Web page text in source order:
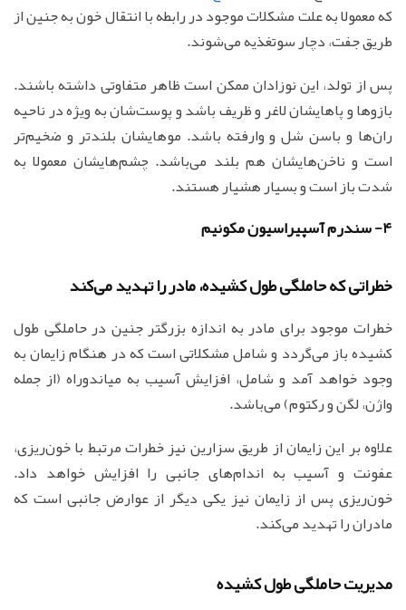
که معمولا به علت مشکلات موجود در رابطه با انتقال خون به جنین از
طریق جفت، دچار سوتغذیه می‌شوند.
پس از تولد، این نوزادان ممکن است ظاهر متفاوتی داشته باشند.
بازوها و پاهایشان لاغر و ظریف باشد و پوست‌شان به ویژه در ناحیه
ران‌ها و باسن شل و وارفته باشد. موهایشان بلندتر و ضخیم‌تر
است و ناخن‌هایشان هم بلند می‌باشد. چشم‌هایشان معمولا به
شدت باز است و بسیار هشیار هستند.
4- سندرم آسپیراسیون مكونیم
خطراتی که حاملگی طول کشیده، مادر را تهدید می‌کند
خطرات موجود برای مادر به اندازه بزرگتر جنین در حاملگی طول
کشیده باز می‌گردد و شامل مشکلاتی است که در هنگام زایمان به
وجود خواهد آمد و شامل، افزایش آسیب به میاندوراه (از جمله
واژن، لگن و رکتوم) می‌باشد.
علاوه بر این زایمان از طریق سزارین نیز خطرات مرتبط با خون‌ریزی،
عفونت و آسیب به اندام‌های جانبی را افزایش خواهد داد.
خون‌ریزی پس از زایمان نیز یکی دیگر از عوارض جانبی است که
مادران را تهدید می‌کند.
مدیریت حاملگی طول کشیده